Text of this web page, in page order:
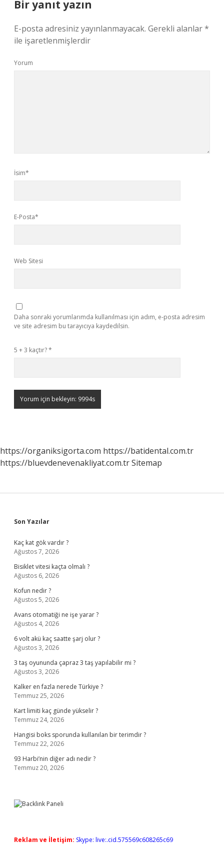
Bir yanıt yazın
E-posta adresiniz yayınlanmayacak. Gerekli alanlar*
ile işaretlenmişlerdir
Yorum
İsim*
E-Posta*
Web Sitesi
Daha sonraki yorumlarımda kullanılması için adım, e-posta adresim
ve site adresim bu tarayıcıya kaydedilsin.
5 + 3 kaçtır?*
https://organiksigorta.com https://batidental.com.tr
https://bluevdenevenakliyat.com.trSitemap
Sidebar
Son Yazılar
Kaç kat gök vardır ?
Ağustos 7, 2026
Bisiklet vitesi kaçta olmalı ?
Ağustos 6, 2026
Kofun nedir ?
Ağustos 5, 2026
Avans otomatiği ne işe yarar ?
Ağustos 4, 2026
6 volt akü kaç saatte şarj olur ?
Ağustos 3, 2026
3 taş oyununda çapraz 3 taş yapılabilir mi ?
Ağustos 3, 2026
Kalker en fazla nerede Türkiye ?
Temmuz 25, 2026
Kart limiti kaç günde yükselir ?
Temmuz 24, 2026
Hangisi boks sporunda kullanılan bir terimdir ?
Temmuz 22, 2026
93 Harbi’nin diğer adı nedir ?
Temmuz 20, 2026
Reklam ve İletişim: Skype: live:.cid.575569c608265c69